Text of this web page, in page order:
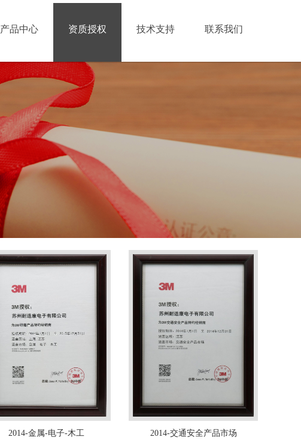
产品中心 资质授权 技术支持 联系我们
2014-金属-电子-木工 2014-交通安全产品市场